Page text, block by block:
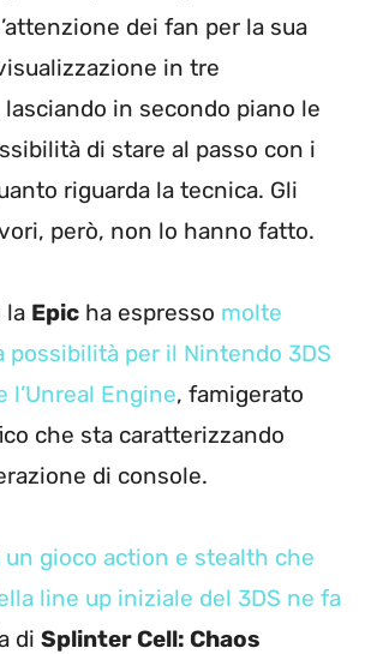
dei fan per la sua
in tre
in secondo piano le
di stare al passo con i
riguarda la tecnica. Gli
però, non lo hanno fatto.
la Epic ha espresso molte
possibilità per il Nintendo 3DS
l’Unreal Engine, famigerato
che sta caratterizzando
di console.
un gioco action e stealth che
line up iniziale del 3DS ne fa
di Splinter Cell: Chaos